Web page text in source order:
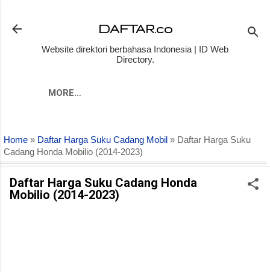
DAFTAR.co
Website direktori berbahasa Indonesia | ID Web
Directory.
MORE…
Home » Daftar Harga Suku Cadang Mobil » Daftar Harga Suku
Cadang Honda Mobilio (2014-2023)
Daftar Harga Suku Cadang Honda
Mobilio (2014-2023)